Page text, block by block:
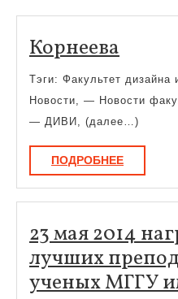
Корнеева
Тэги: Факультет
Новости, — Новости
— ДИВИ, (далее…)
ПОДРОБНЕЕ
23 мая 2014
лучших
ученых МГГУ